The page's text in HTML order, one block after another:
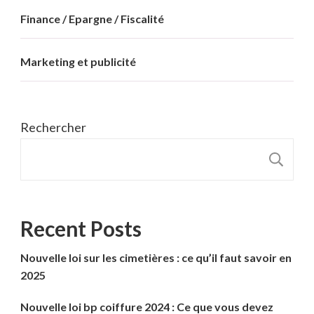
Finance / Epargne / Fiscalité
Marketing et publicité
Rechercher
Recent Posts
Nouvelle loi sur les cimetières : ce qu’il faut savoir en
2025
Nouvelle loi bp coiffure 2024 : Ce que vous devez